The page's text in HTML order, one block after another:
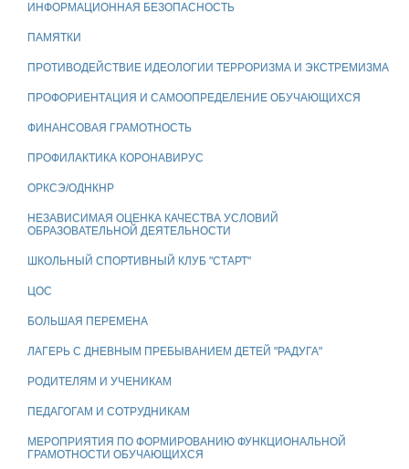
ИНФОРМАЦИОННАЯ БЕЗОПАСНОСТЬ
ПАМЯТКИ
ПРОТИВОДЕЙСТВИЕ ИДЕОЛОГИИ ТЕРРОРИЗМА И ЭКСТРЕМИЗМА
ПРОФОРИЕНТАЦИЯ И САМООПРЕДЕЛЕНИЕ ОБУЧАЮЩИХСЯ
ФИНАНСОВАЯ ГРАМОТНОСТЬ
ПРОФИЛАКТИКА КОРОНАВИРУС
ОРКСЭ/ОДНКНР
НЕЗАВИСИМАЯ ОЦЕНКА КАЧЕСТВА УСЛОВИЙ
ОБРАЗОВАТЕЛЬНОЙ ДЕЯТЕЛЬНОСТИ
ШКОЛЬНЫЙ СПОРТИВНЫЙ КЛУБ "СТАРТ"
ЦОС
БОЛЬШАЯ ПЕРЕМЕНА
ЛАГЕРЬ С ДНЕВНЫМ ПРЕБЫВАНИЕМ ДЕТЕЙ "РАДУГА"
РОДИТЕЛЯМ И УЧЕНИКАМ
ПЕДАГОГАМ И СОТРУДНИКАМ
МЕРОПРИЯТИЯ ПО ФОРМИРОВАНИЮ ФУНКЦИОНАЛЬНОЙ
ГРАМОТНОСТИ ОБУЧАЮЩИХСЯ